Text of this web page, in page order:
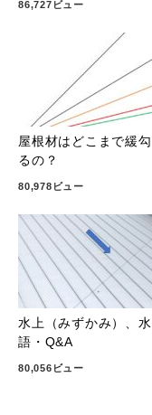
86,727ビュー
屋根材はどこまで緩
るの？
80,978ビュー
水上（みずかみ）、
語・Q&A
80,056ビュー